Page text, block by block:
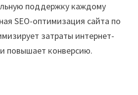
поддержку каждому
SEO-оптимизация сайта по
затраты интернет-
повышает конверсию.